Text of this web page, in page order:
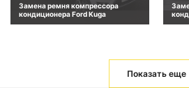
Замена ремня компрессора
кондиционера Ford Kuga
Показать еще